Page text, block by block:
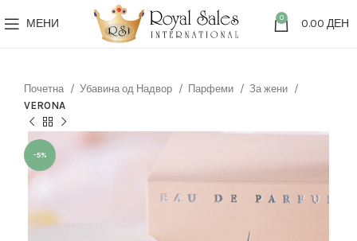
МЕНИ 0 0.00 ДЕН
Почетна Убавина од Надвор Парфеми
За жени
VERONA
-5%